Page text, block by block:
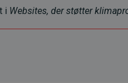
i Websites, der støtter